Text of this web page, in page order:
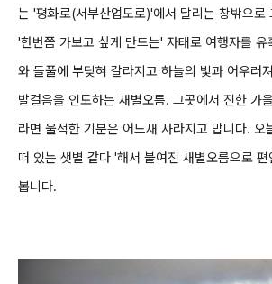
는 '평화로(서부산업도로)'에서 달리는 창밖으로
'한번쯤 가보고 싶게 만드는' 자태로 여행자를 유
와 들풀에 부딪혀 갈라지고 하늘의 빛과 어우러
발걸음을 인도하는 새별오름. 그곳에서 진한 가
라면 울적한 기분은 어느새 사라지고 맙니다. 오
떠 있는 샛별 같다 '해서 붙여진 새별오름으로
봅니다.